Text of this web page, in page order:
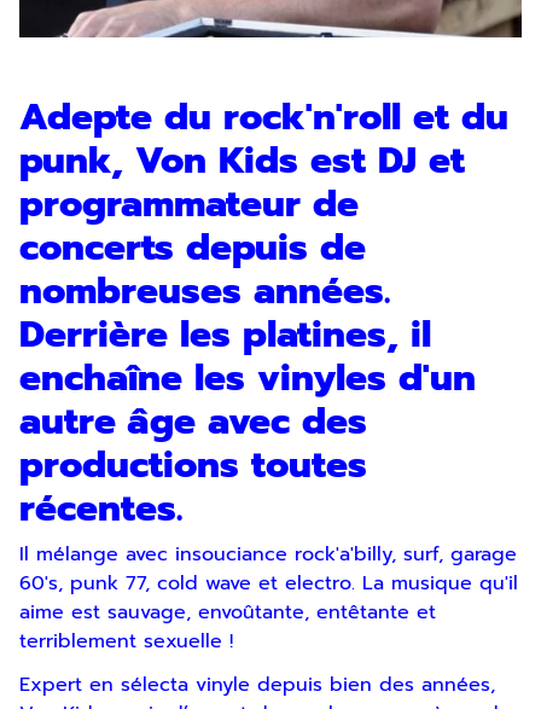
Adepte du rock'n'roll et du
punk, Von Kids est DJ et
programmateur de
concerts depuis de
nombreuses années.
Derrière les platines, il
enchaîne les vinyles d'un
autre âge avec des
productions toutes
récentes.
Il mélange avec insouciance rock'a'billy, surf, garage
60's, punk 77, cold wave et electro. La musique qu'il
aime est sauvage, envoûtante, entêtante et
terriblement sexuelle !
Expert en sélecta vinyle depuis bien des années,